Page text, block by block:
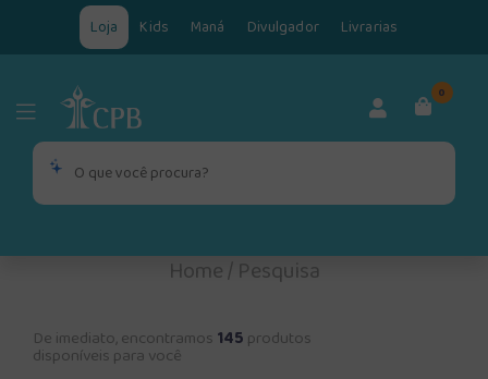
Loja Kids Maná Divulgador Livrarias
0
Home/Pesquisa
De imediato, encontramos 145 produtos
disponíveis para você